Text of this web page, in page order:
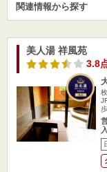
関連情報から探す
美人湯 祥風苑
3.8